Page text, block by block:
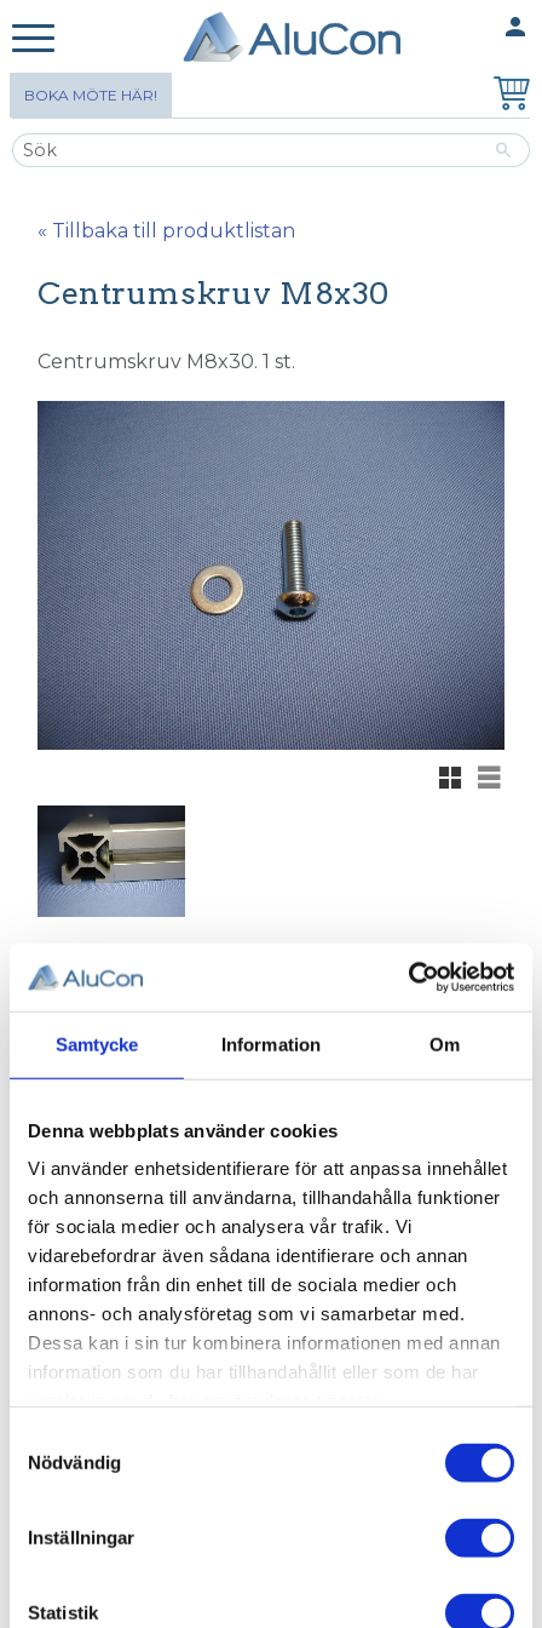
Samtycke Information Om
Denna webbplats använder cookies
Vi använder enhetsidentifierare för att anpassa innehållet
och annonserna till användarna, tillhandahålla funktioner
för sociala medier och analysera vår trafik. Vi
vidarebefordrar även sådana identifierare och annan
information från din enhet till de sociala medier och
annons- och analysföretag som vi samarbetar med.
Dessa kan i sin tur kombinera informationen med annan
information som du har tillhandahållit eller som de har
Nödvändig
Inställningar
Statistik
person
BOKA MÖTE HÄR!
« Tillbaka till produktlistan
Centrumskruv M8x30
Centrumskruv M8x30. 1 st.
Rutnätsvy
Listvy
8,75KR
Antal
KÖP
Lagerstatus
Lagervara
Artikelnr
Vikt
0,014 kg
Centrumskruv M8x30.
3D step-fil:Här kan du hämta en 3D step-fi
008-217
För infästning i centrum på alla 30-
profiler T-spår 8. Ett hål 7 mm måste borras i
en insexnyckel.
Övrig info:
Levereras komplett med bricka.